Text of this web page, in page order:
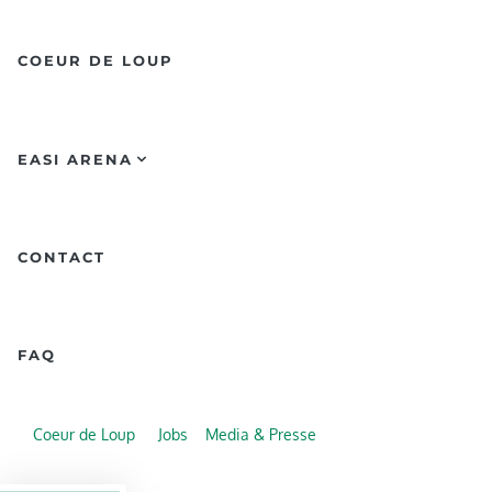
COEUR DE LOUP
EASI ARENA
CONTACT
FAQ
Coeur de Loup Jobs Media & Presse